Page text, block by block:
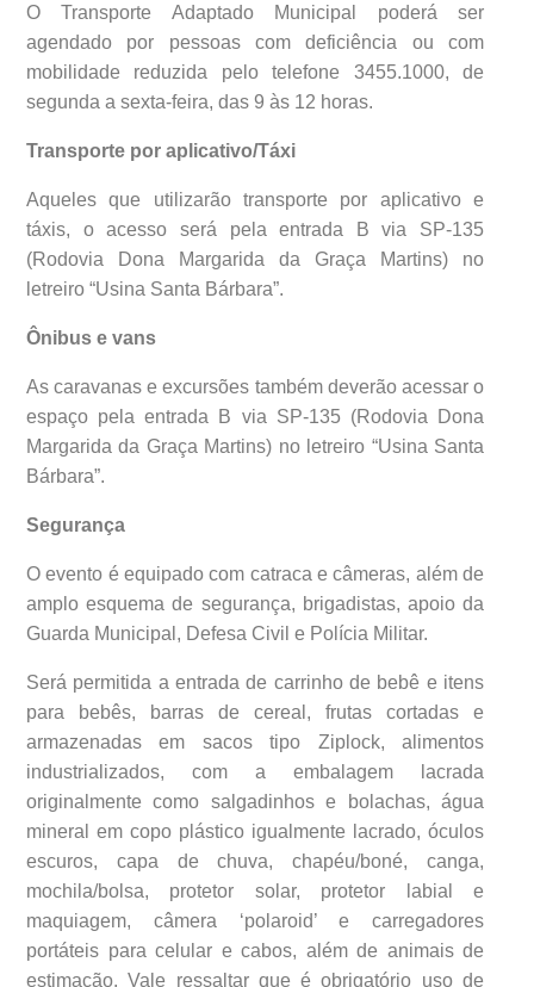
O Transporte Adaptado Municipal poderá ser
agendado por pessoas com deficiência ou com
mobilidade reduzida pelo telefone 3455.1000, de
segunda a sexta-feira, das 9 às 12 horas.
Transporte por aplicativo/Táxi
Aqueles que utilizarão transporte por aplicativo e
táxis, o acesso será pela entrada B via SP-135
(Rodovia Dona Margarida da Graça Martins) no
letreiro “Usina Santa Bárbara”.
Ônibus e vans
As caravanas e excursões também deverão acessar o
espaço pela entrada B via SP-135 (Rodovia Dona
Margarida da Graça Martins) no letreiro “Usina Santa
Bárbara”.
Segurança
O evento é equipado com catraca e câmeras, além de
amplo esquema de segurança, brigadistas, apoio da
Guarda Municipal, Defesa Civil e Polícia Militar.
Será permitida a entrada de carrinho de bebê e itens
para bebês, barras de cereal, frutas cortadas e
armazenadas em sacos tipo Ziplock, alimentos
industrializados, com a embalagem lacrada
originalmente como salgadinhos e bolachas, água
mineral em copo plástico igualmente lacrado, óculos
escuros, capa de chuva, chapéu/boné, canga,
mochila/bolsa, protetor solar, protetor labial e
maquiagem, câmera ‘polaroid’ e carregadores
portáteis para celular e cabos, além de animais de
estimação. Vale ressaltar que é obrigatório uso de